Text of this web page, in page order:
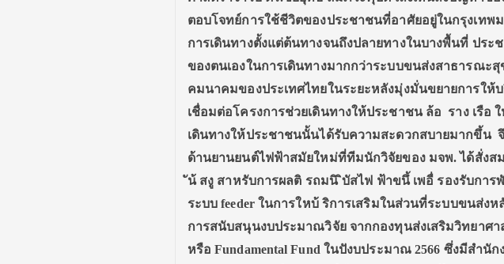
ตอบโจทย์การใช้ชีวิตของประชาชนที่อาศัยอยู่ในกรุงเทพ
การเดินทางตั้งแต่ต้นทางจนถึงปลายทางในบางพื้นที่ ปร
ของตนเองในการเดินทางมากกว่าระบบขนส่งสาธารณ
คมนาคมของประเทศไทยในระยะหลังมุ่งมั่นขยายการให้
เชื่อมต่อโครงการช่วยเดินทางให้ประชาชน ล้อ ราง เรือ
เดินทางให้ประชาชนนั้นได้รับความสะดวกสบายมากขึ้น
ด้านยานยนต์ไฟฟ้าสมัยใหม่ที่ทีมนักวิจัยของ มจพ. ได้สั่ง
น้ สงู สาหรับการผลติ รถมนิ ิบัสไฟ ฟ้าขนึ้ เพอื่ รองรับกา
ระบบ feeder ในการใหบ้ ริการเสริมในส่วนที่ระบบขนส่ง
การสนับสนุนงบประมาณวิจัย จากกองทุนส่งเสริมวิทยาศ
หรือ Fundamental Fund ในปังบประมาณ 2566 ซึ่งมีสำนั